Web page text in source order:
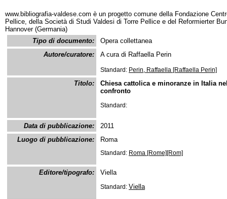
www.bibliografia-valdese.com è un progetto comune della Fondazione
Pellice, della Società di Studi Valdesi di Torre Pellice e del Reformierter
Hannover (Germania)
Tipo di documento:
Opera collettanea
Autore/curatore:
A cura di Raffaella Perin
Standard: Perin, Raffaella [Raffaella Perin]
Titolo:
Chiesa cattolica e minoranze in Italia
confronto
Standard:
Data di pubblicazione:
2011
Luogo di pubblicazione:
Roma
Standard: Roma [Rome][Rom]
Editore/tipografo: Viella
Standard: Viella